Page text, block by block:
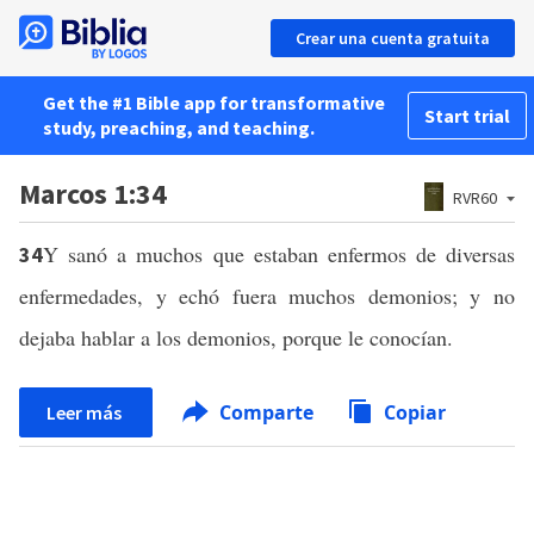
Crear una cuenta gratuita
Get the #1 Bible app for transformative
study, preaching, and teaching.
Start trial
Marcos 1:34 RVR60
34Y sanó a muchos que estaban enfermos de diversas
enfermedades, y echó fuera muchos demonios; y no
dejaba hablar a los demonios, porque le conocían.
Leer más Comparte Copiar